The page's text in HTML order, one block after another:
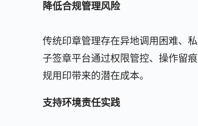
降低合规管理风险
传统印章管理存在异地调用困难、
子签章平台通过权限管控、操作留
规用印带来的潜在成本。
支持环境责任实践